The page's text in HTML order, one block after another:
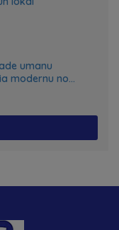
umanu
modernu no